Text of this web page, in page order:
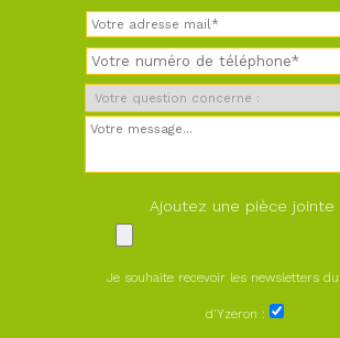
Ajoutez une pièce jointe
Je souhaite recevoir les newsletters du
d'Yzeron :